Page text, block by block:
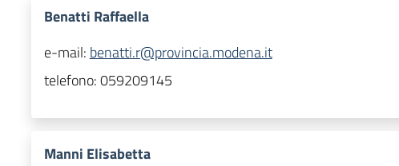
Benatti Raffaella
e-mail: benatti.r@provincia.modena.it
telefono:059209145
Manni Elisabetta